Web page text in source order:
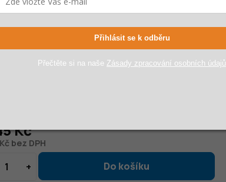
bez DPH
Kč
Přihlásit se k odběru
Přečtěte si na naše Zásady zpracování osobních údajů